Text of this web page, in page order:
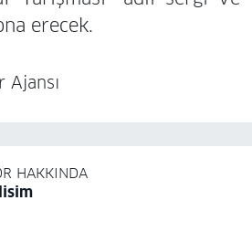
erecek.
Ajansı
HAKKINDA